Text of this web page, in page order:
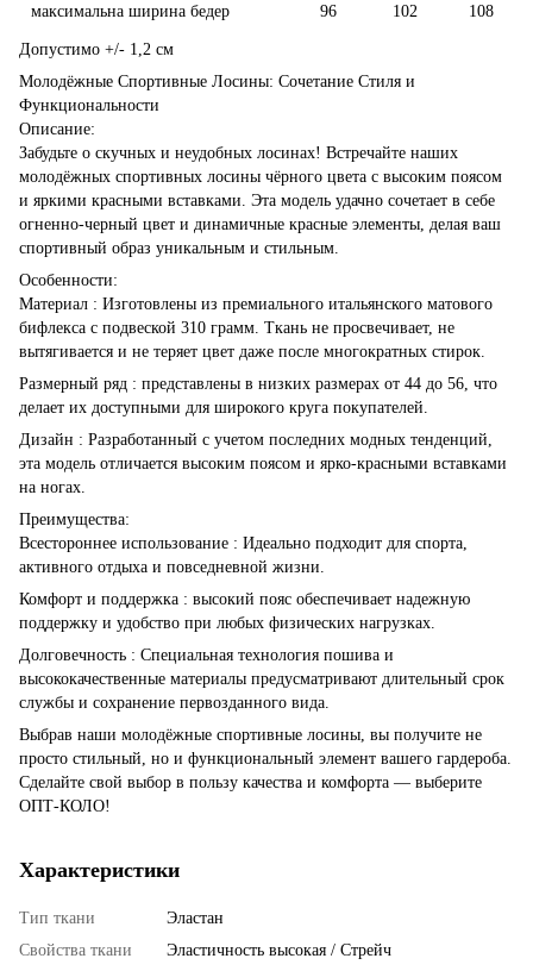
максимальна ширина бедер
96 102 108
Допустимо +/- 1,2 см
Молодёжные Спортивные Лосины: Сочетание Стиля и
Функциональности
Описание:
Забудьте о скучных и неудобных лосинах! Встречайте наших
молодёжных спортивных лосины чёрного цвета с высоким поясом
и яркими красными вставками. Эта модель удачно сочетает в себе
огненно-черный цвет и динамичные красные элементы, делая ваш
спортивный образ уникальным и стильным.
Особенности:
Материал : Изготовлены из премиального итальянского матового
бифлекса с подвеской 310 грамм. Ткань не просвечивает, не
вытягивается и не теряет цвет даже после многократных стирок.
Размерный ряд : представлены в низких размерах от 44 до 56, что
делает их доступными для широкого круга покупателей.
Дизайн : Разработанный с учетом последних модных тенденций,
эта модель отличается высоким поясом и ярко-красными вставками
на ногах.
Преимущества:
Всестороннее использование : Идеально подходит для спорта,
активного отдыха и повседневной жизни.
Комфорт и поддержка : высокий пояс обеспечивает надежную
поддержку и удобство при любых физических нагрузках.
Долговечность : Специальная технология пошива и
высококачественные материалы предусматривают длительный срок
службы и сохранение первозданного вида.
Выбрав наши молодёжные спортивные лосины, вы получите не
просто стильный, но и функциональный элемент вашего гардероба.
Сделайте свой выбор в пользу качества и комфорта — выберите
ОПТ-КОЛО!
Характеристики
Тип ткани
Эластан
Свойства ткани
Эластичность высокая / Стрейч